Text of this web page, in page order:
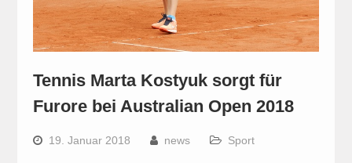
Tennis Marta Kostyuk sorgt für
Furore bei Australian Open 2018
19. Januar 2018 news Sport